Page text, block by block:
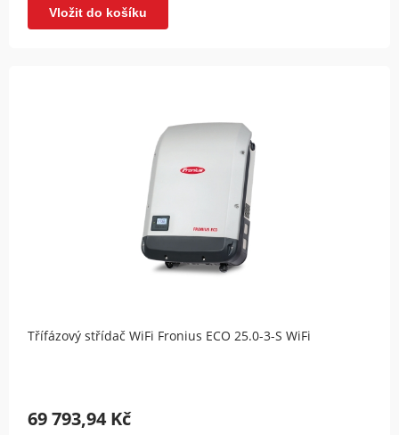
Vložit do košíku
Třífázový střídač WiFi Fronius ECO 25.0-3-S WiFi
69 793,94 Kč